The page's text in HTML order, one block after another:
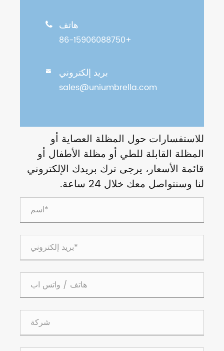
 هاتف
+86-15906088750
 بريد إلكتروني
sales@uniumbrella.com
للاستفسارات حول المظلة العصاية أو
المظلة القابلة للطي أو مظلة الأطفال أو
قائمة الأسعار، يرجى ترك بريدك الإلكتروني
لنا وسنتواصل معك خلال 24 ساعة.